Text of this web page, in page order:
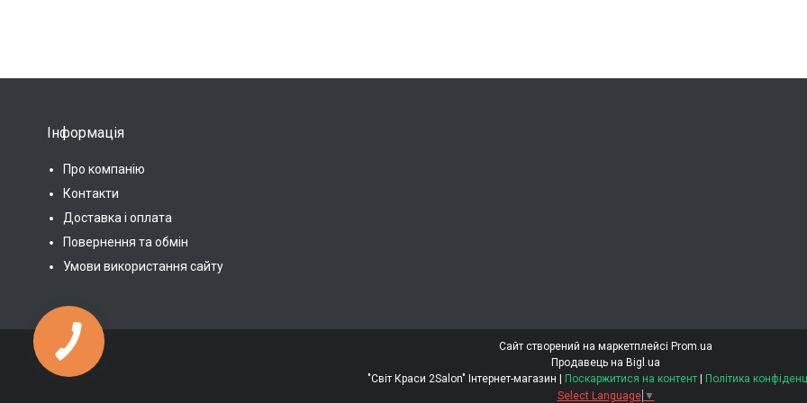
Інформація
Про компанію
Контакти
Доставка і оплата
Повернення та обмін
Умови використання сайту
Сайт створений на маркетплейсі Prom.ua
Продавець на Bigl.ua
Поскаржитися на контент
Політика
Select Language ▼